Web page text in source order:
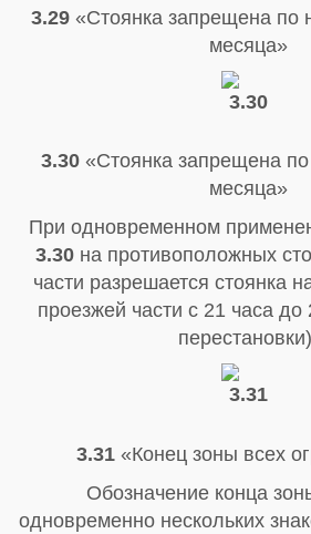
3.29«Стоянка запрещена по
месяца»
3.30 «Стоянка запрещена
месяца»
При одновременном
3.30 на противоположных
части разрешается стоянка
проезжей части с 21 часа
3.31 «Конец зоны всех
Обозначение конца
одновременно нескольких